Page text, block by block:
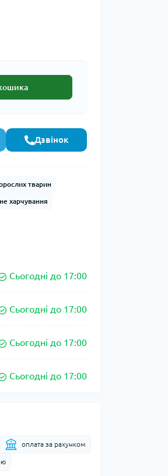
Дзвінок
тварин
харчування
Сьогодні до 17:00
Сьогодні до 17:00
Сьогодні до 17:00
Сьогодні до 17:00
оплата за рахунком